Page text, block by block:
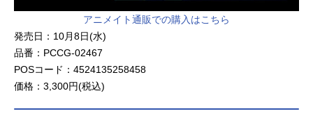
アニメイト通販での購入はこちら
発売日：10月8日(水)
品番：PCCG-02467
POSコード：4524135258458
価格：3,300円(税込)